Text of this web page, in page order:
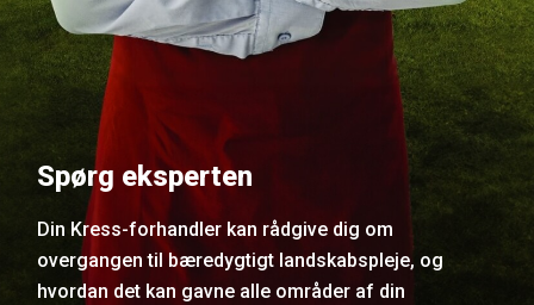
Spørg eksperten
Din Kress-forhandler kan rådgive dig om
overgangen til bæredygtigt landskabspleje, og
hvordan det kan gavne alle områder af din